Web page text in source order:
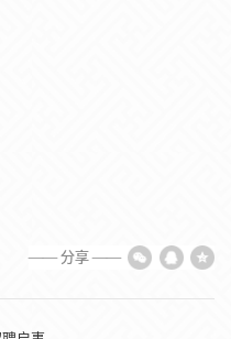
—— 分享 ——